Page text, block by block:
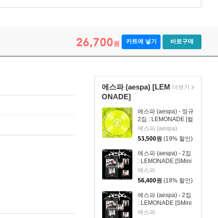
26,700원 카트에 넣기 바로구매
에스파 (aespa) [LEM
ONADE]
에스파 (aespa) - 정규
2집 : LEMONADE [컬
러 LP]
에스파 (aespa)
53,500원 (19% 할인)
에스파 (aespa) - 2집
: LEMONADE [SMini
Ver.](스마트앨범) [4
종 SET]
에스파
56,400원 (18% 할인)
에스파 (aespa) - 2집
: LEMONADE [SMini
Ver.](스마트앨범) [4
에스파
더보기